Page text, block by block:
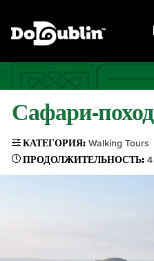
Сафари-
КАТЕГОРИЯ: Walking Tours
ПРОДОЛЖИТЕЛЬНОСТЬ: 4